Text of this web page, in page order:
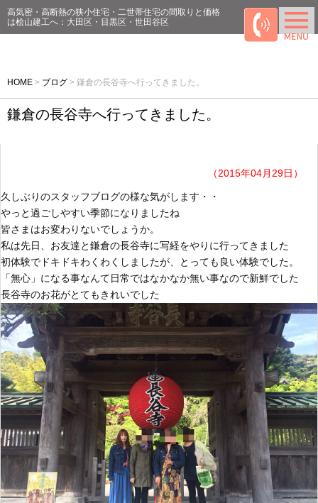
高気密・高断熱の狭小住宅・二世帯住宅の間取りと価格
は桧山建工へ：大田区・目黒区・世田谷区
HOME > ブログ > 鎌倉の長谷寺へ行ってきました。
鎌倉の長谷寺へ行ってきました。
（2015年04月29日）
久しぶりのスタッフブログの様な気がします・・
やっと過ごしやすい季節になりましたね
皆さまはお変わりないでしょうか。
私は先日、お友達と鎌倉の長谷寺に写経をやりに行ってきました
初体験でドキドキわくわくしましたが、とっても良い体験でした。
「無心」になる事なんて日常ではなかなか無い事なので新鮮でした
長谷寺のお花がとてもきれいでした